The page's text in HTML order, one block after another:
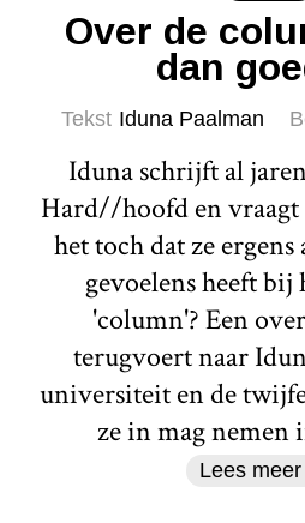
Over de
dan
Tekst Iduna Paalman
Iduna schrijft al
Hard//hoofd en vraagt
het toch dat ze
gevoelens heeft bij
'column'? Een
terugvoert naar
universiteit en de
ze in mag nemen
Lees meer